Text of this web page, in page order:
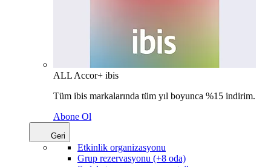
ALL Accor+ ibis
Tüm ibis markalarında tüm yıl boyunca %15 indirim.
Abone Ol
Geri
Etkinlik organizasyonu
Grup rezervasyonu (+8 oda)